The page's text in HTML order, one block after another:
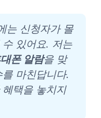
는 신청자가 몰
있어요. 저는
폰 알람을 맞
마친답니다.
택을 놓치지